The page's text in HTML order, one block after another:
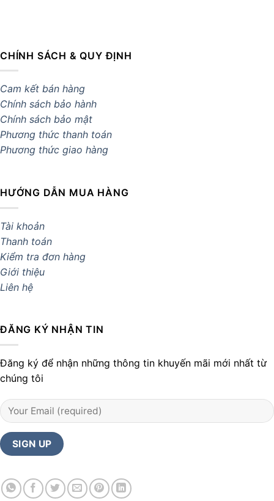
CHÍNH SÁCH & QUY ĐỊNH
Cam kết bán hàng
Chính sách bảo hành
Chính sách bảo mật
Phương thức thanh toán
Phương thức giao hàng
HƯỚNG DẪN MUA HÀNG
Tài khoản
Thanh toán
Kiểm tra đơn hàng
Giới thiệu
Liên hệ
ĐĂNG KÝ NHẬN TIN
Đăng ký để nhận những thông tin khuyến mãi mới nhất từ
chúng tôi